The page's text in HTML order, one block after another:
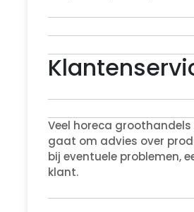
Veel horeca
gaat om advies over
bij eventuele problemen,
klant.